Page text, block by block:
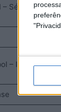
– Série B – 2ª
– I Fase –